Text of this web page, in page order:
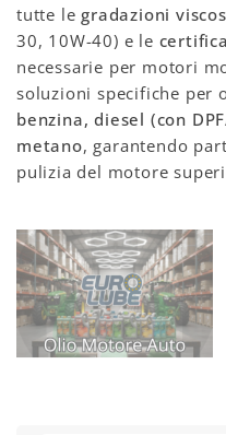
tutte legradazioni
30, 10W-40) e le
necessarie per motori
soluzioni specifiche per
benzina, diesel (con
metano, garantendo
pulizia del motore